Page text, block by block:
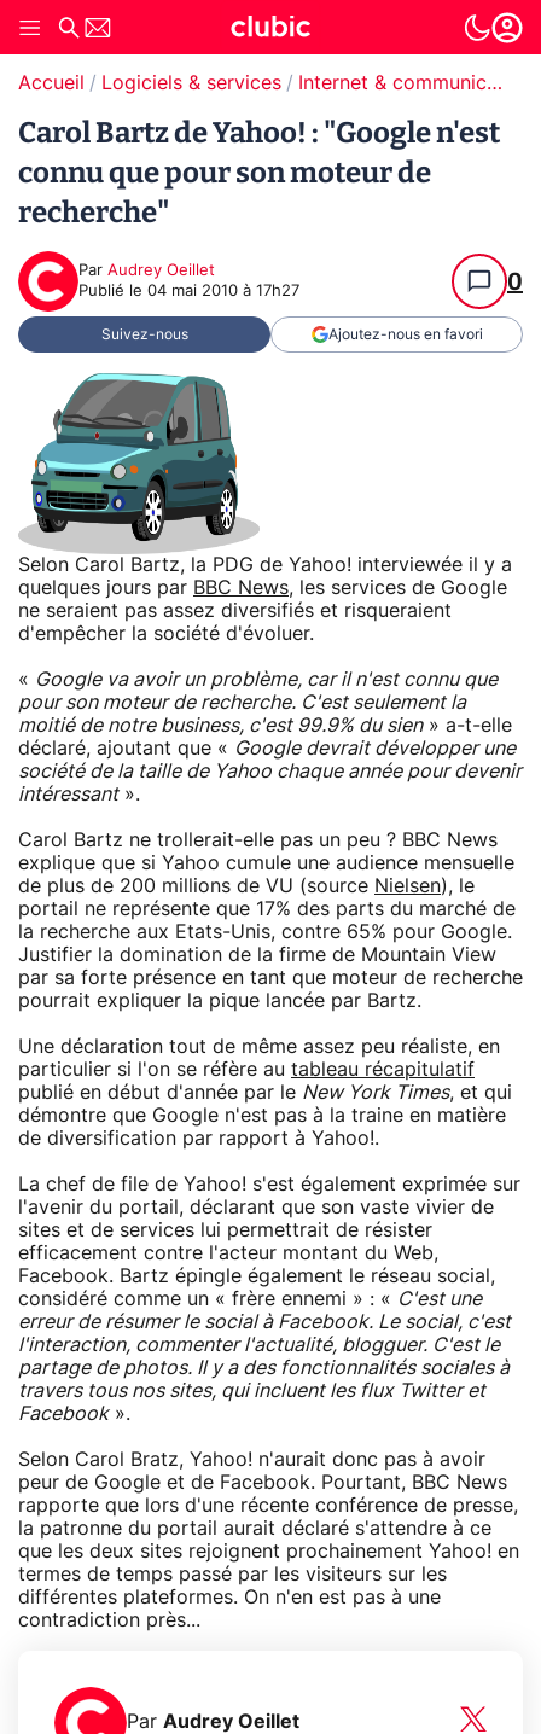
Accueil Logiciels & services Internet & communication
Carol Bartz de Yahoo! : "Google n'est
connu que pour son moteur de
recherche"
Par Audrey Oeillet
Publié le 04 mai 2010 à 17h27 0
Suivez-nous Ajoutez-nous en favori
Selon Carol Bartz, la PDG de Yahoo! interviewée il y a
quelques jours par BBC News, les services de Google
ne seraient pas assez diversifiés et risqueraient
d'empêcher la société d'évoluer.
« Google va avoir un problème, car il n'est connu que
pour son moteur de recherche. C'est seulement la
moitié de notre business, c'est 99.9% du sien» a-t-elle
déclaré, ajoutant que « Google devrait développer une
société de la taille de Yahoo chaque année pour devenir
intéressant».
Carol Bartz ne trollerait-elle pas un peu ? BBC News
explique que si Yahoo cumule une audience mensuelle
de plus de 200 millions de VU (source Nielsen), le
portail ne représente que 17% des parts du marché de
la recherche aux Etats-Unis, contre 65% pour Google.
Justifier la domination de la firme de Mountain View
par sa forte présence en tant que moteur de recherche
pourrait expliquer la pique lancée par Bartz.
Une déclaration tout de même assez peu réaliste, en
particulier si l'on se réfère au tableau récapitulatif
publié en début d'année par le New York Times, et qui
démontre que Google n'est pas à la traine en matière
de diversification par rapport à Yahoo!.
La chef de file de Yahoo! s'est également exprimée sur
l'avenir du portail, déclarant que son vaste vivier de
sites et de services lui permettrait de résister
efficacement contre l'acteur montant du Web,
Facebook. Bartz épingle également le réseau social,
considéré comme un « frère ennemi » : « C'est une
erreur de résumer le social à Facebook. Le social, c'est
l'interaction, commenter l'actualité, blogguer. C'est le
partage de photos. Il y a des fonctionnalités sociales à
travers tous nos sites, qui incluent les flux Twitter et
Facebook».
Selon Carol Bratz, Yahoo! n'aurait donc pas à avoir
peur de Google et de Facebook. Pourtant, BBC News
rapporte que lors d'une récente conférence de presse,
la patronne du portail aurait déclaré s'attendre à ce
que les deux sites rejoignent prochainement Yahoo! en
termes de temps passé par les visiteurs sur les
différentes plateformes. On n'en est pas à une
contradiction près...
Par Audrey Oeillet